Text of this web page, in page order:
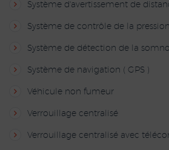
Système d'avertissement de
Système de contrôle de la
Système de détection de la
Système de navigation ( GPS )
Véhicule non fumeur
Verrouillage centralisé
Verrouillage centralisé avec